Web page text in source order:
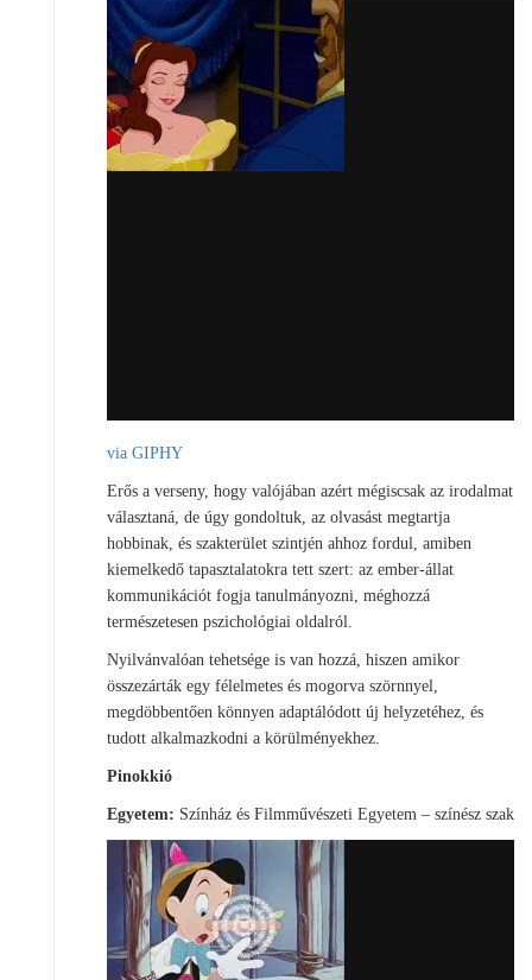
via GIPHY
Erős a verseny, hogy valójában azért mégiscsak az irodalmat
választaná, de úgy gondoltuk, az olvasást megtartja
hobbinak, és szakterület szintjén ahhoz fordul, amiben
kiemelkedő tapasztalatokra tett szert: az ember-állat
kommunikációt fogja tanulmányozni, méghozzá
természetesen pszichológiai oldalról.
Nyilvánvalóan tehetsége is van hozzá, hiszen amikor
összezárták egy félelmetes és mogorva szörnnyel,
megdöbbentően könnyen adaptálódott új helyzetéhez, és
tudott alkalmazkodni a körülményekhez.
Pinokkió
Egyetem: Színház és Filmművészeti Egyetem – színész szak